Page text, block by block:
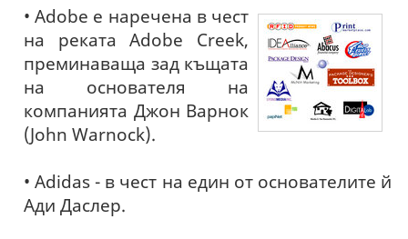
• Adobe е наречена в чест
на реката Adobe Creek,
преминаваща зад къщата
на основателя на
компанията Джон Варнок
(John Warnock).
• Adidas - в чест на един от основателите й
Ади Даслер.